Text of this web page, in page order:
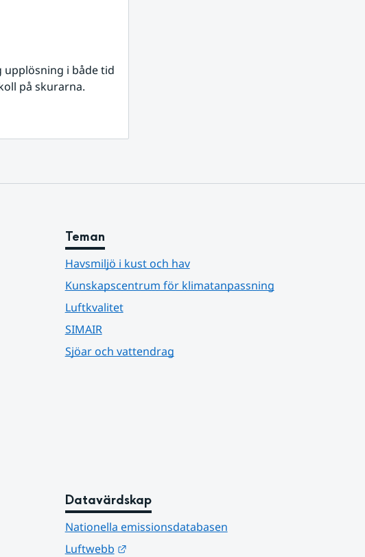
upplösning i både tid
på skurarna.
Teman
Havsmiljö i kust och hav
Kunskapscentrum för klimatanpassning
Luftkvalitet
SIMAIR
Sjöar och vattendrag
Datavärdskap
Nationella emissionsdatabasen
Luftwebb
Länk till annan webbplats.